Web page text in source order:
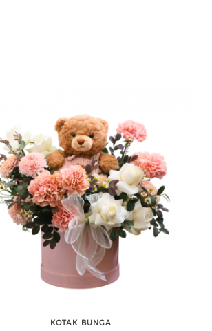
KOTAK BUNGA